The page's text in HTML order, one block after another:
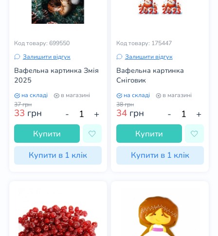
Код товару: 699550
Залишити відгук
Вафельна картинка Змія
2025
на складі
в магазині
37грн
33 грн - +
Купити
Купити в 1 клік
Код товару: 175447
Залишити відгук
Вафельна картинка
Сніговик
на складі
в магазині
38грн
34 грн - +
Купити
Купити в 1 клік